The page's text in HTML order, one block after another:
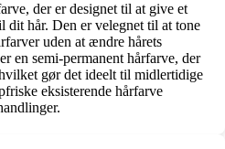
der er designet til at give et
dit hår. Den er velegnet til at tone
uden at ændre hårets
en semi-permanent hårfarve, der
gør det ideelt til midlertidige
eksisterende hårfarve